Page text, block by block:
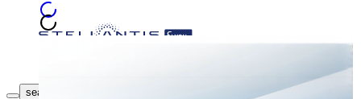
search button - icon Trova la concessionaria